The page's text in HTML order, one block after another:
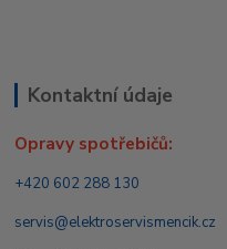
Kontaktní údaje
Opravy spotřebičů:
+420 602 288 130
servis@elektroservismencik.cz